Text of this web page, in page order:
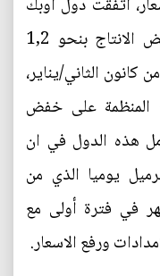
في تشرين الثاني/نوفمبر على خفض الانتاج بنحو 1,2
كانون الثاني/يناير،
المنظمة على خفض
وتأمل هذه الدول في ان
1,8 مليون برميل يوميا الذي من
في فترة أولى مع
ورفع الاسعار.